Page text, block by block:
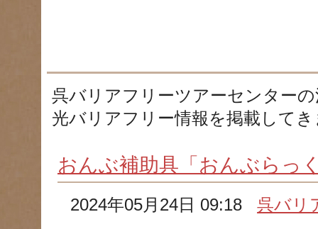
呉バリアフリーツアーセンター
光バリアフリー情報を掲載して
おんぶ補助具「おんぶらっ
2024年05月24日 09:18呉バリ